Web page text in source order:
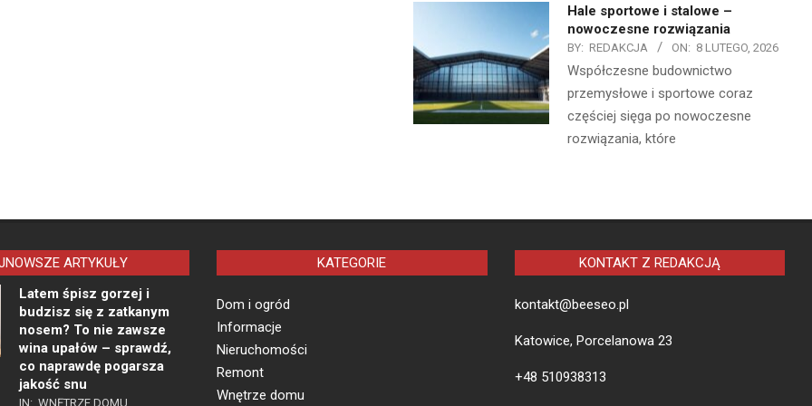
Hale sportowe i stalowe –
nowoczesne rozwiązania
BY: REDAKCJA ON: 8 LUTEGO, 2026
Współczesne budownictwo
przemysłowe i sportowe coraz
częściej sięga po nowoczesne
rozwiązania, które
ARTYKUŁY
Latem śpisz gorzej i
budzisz się z zatkanym
nosem? To nie zawsze
wina upałów – sprawdź,
co naprawdę pogarsza
jakość snu
IN: WNĘTRZE DOMU
KATEGORIE
Dom i ogród
Informacje
Nieruchomości
Remont
Wnętrze domu
KONTAKT Z REDAKCJĄ
kontakt@beeseo.pl
Katowice, Porcelanowa 23
+48 510938313